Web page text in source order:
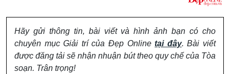
Hãy gửi thông tin, bài viết và hình ảnh bạn có cho
chuyên mục Giải trí của Đẹp Onlinetại đây. Bài viết
được đăng tải sẽ nhận nhuận bút theo quy chế của Tòa
soạn. Trân trọng!